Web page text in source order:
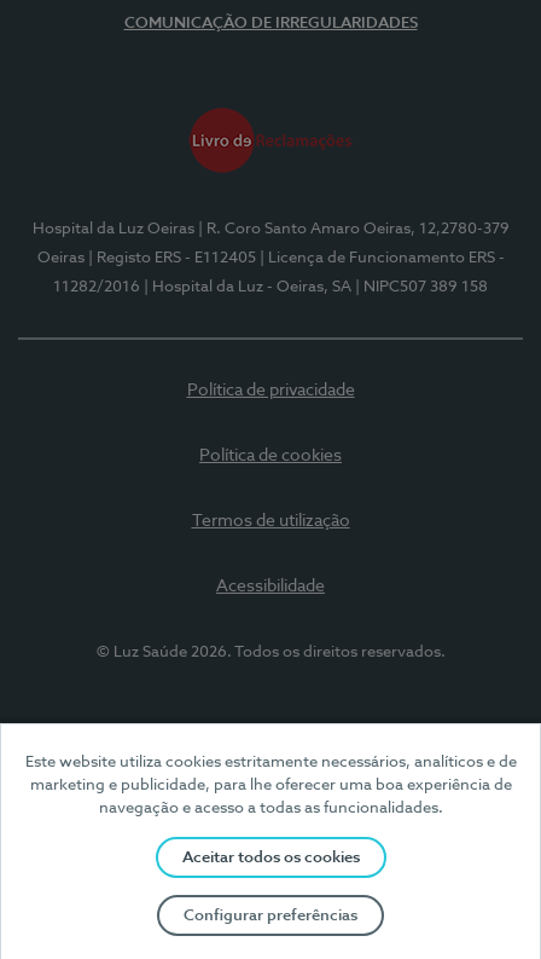
Este website utiliza cookies estritamente necessários, analíticos e de
marketing e publicidade, para lhe oferecer uma boa experiência de
navegação e acesso a todas as funcionalidades.
Aceitar todos os cookies
Configurar preferências
COMUNICAÇÃO DE IRREGULARIDADES
Hospital da Luz Oeiras
| R. Coro Santo Amaro Oeiras, 12,2780-379
Oeiras
| Registo ERS - E112405
| Licença de Funcionamento ERS -
11282/2016
| Hospital da Luz - Oeiras, SA | NIPC507 389 158
Política de privacidade
Política de cookies
Termos de utilização
Acessibilidade
© Luz Saúde 2026. Todos os direitos reservados.